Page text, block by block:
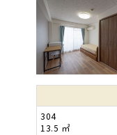
13.5 ㎡